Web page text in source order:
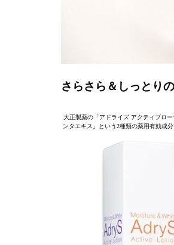
さらさら＆しっとり
大正製薬の「アドライズ アクティブロー
ンタエキス」という2種類の薬用有効成